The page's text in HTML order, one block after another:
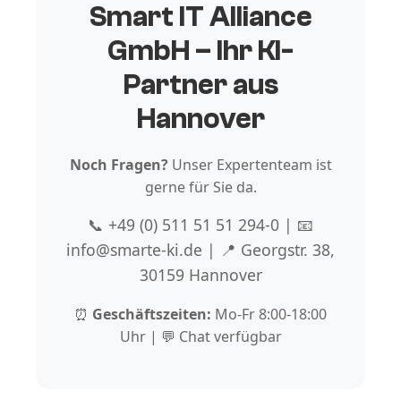
Smart IT Alliance
GmbH – Ihr KI-
Partner aus
Hannover
Noch Fragen?Unser Expertenteam ist
gerne für Sie da.
📞 +49 (0) 511 51 51 294-0 | 📧
info@smarte-ki.de | 📍 Georgstr. 38,
30159 Hannover
⏰ Geschäftszeiten: Mo-Fr 8:00-18:00
Uhr | 💬 Chat verfügbar